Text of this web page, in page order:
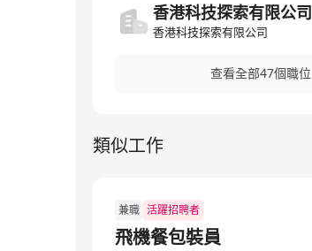
香港科技探索有限公司
香港科技探索有限公司
查看全部47個職位
類似工作
兼職 活躍招聘者
飛機餐包裝員